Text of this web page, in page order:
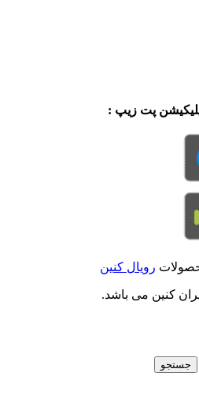
پت زیپ :
رویال کنین
کنین می باشد.
جستجو